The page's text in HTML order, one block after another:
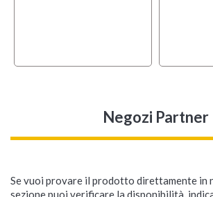
Negozi Partner
Se vuoi provare il prodotto direttamente in
sezione puoi verificare la disponibilità,